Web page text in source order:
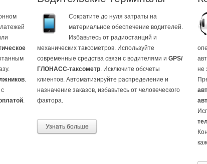
Сократите до нуля затраты на
материальное обеспечение водителей.
Избавьтесь от радиостанций и
механических таксометров. Используйте
современные средства связи с водителями и GPS/
ГЛОНАСС-таксометр . Исключите обсчеты
клиентов. Автоматизируйте распределение и
назначение заказов, избавьтесь от человеческого
фактора.
Узнать больше
не